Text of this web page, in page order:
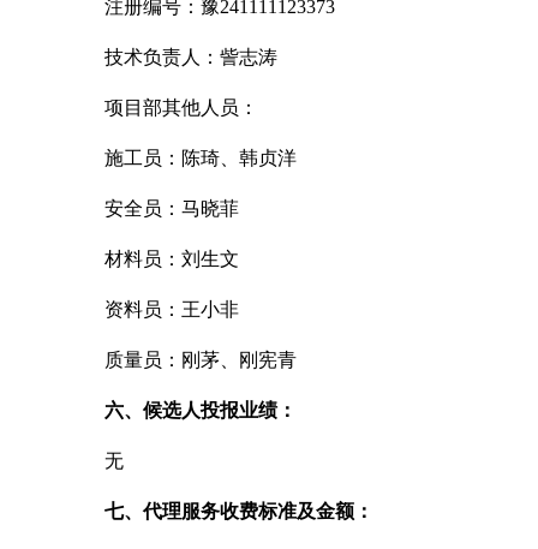
注册编号：豫241111123373
技术负责人：訾志涛
项目部其他人员：
施工员：陈琦、韩贞洋
安全员：马晓菲
材料员：刘生文
资料员：王小非
质量员：刚茅、刚宪青
六、候选人投报业绩：
无
七、代理服务收费标准及金额：